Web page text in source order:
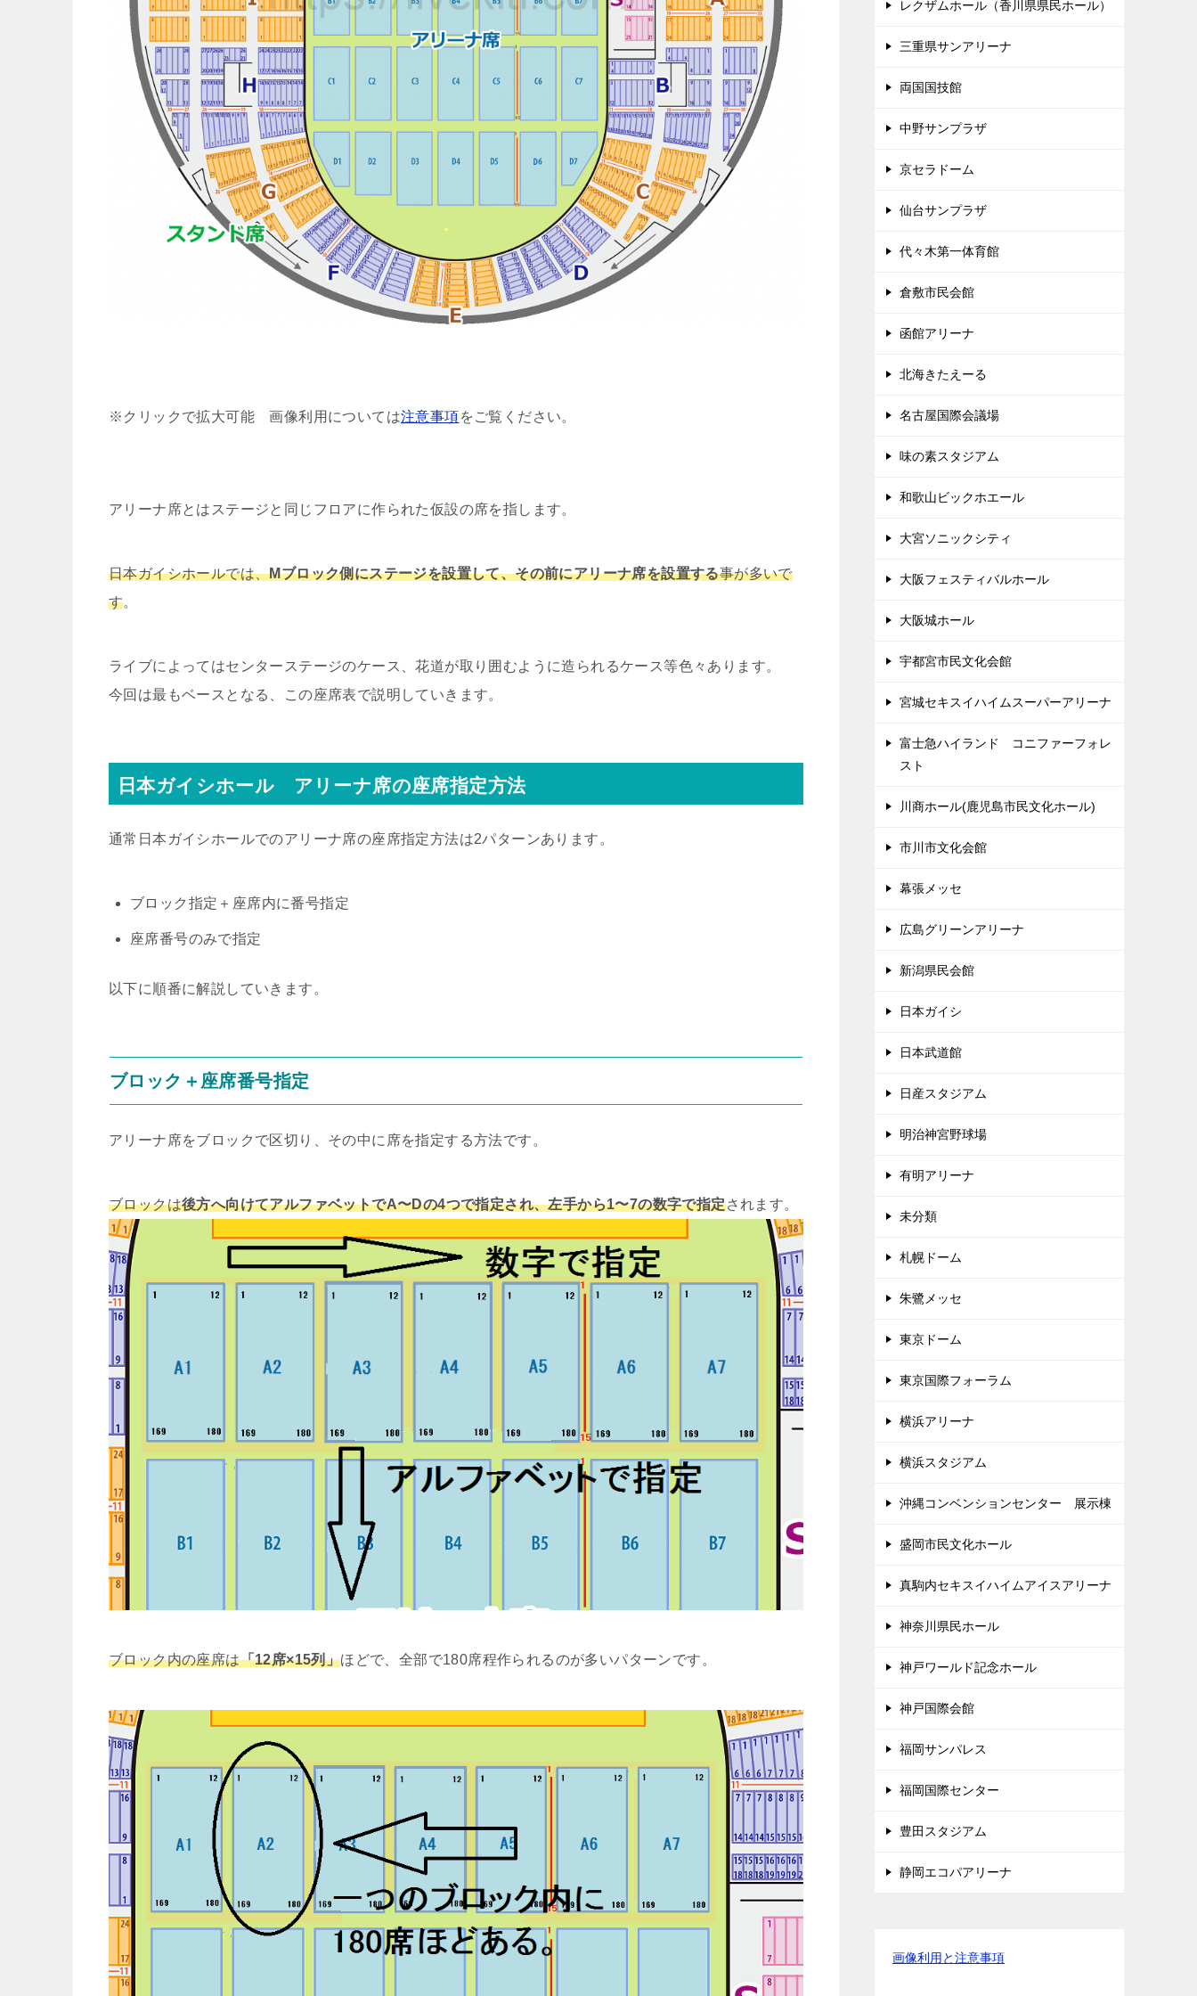
※クリックで拡大可能 画像利用については注意事項をご覧ください。
アリーナ席とはステージと同じフロアに作られた仮設の席を指します。
日本ガイシホールでは、Mブロック側にステージを設置して、その前にアリーナ席を設置する事が多いで
す。
ライブによってはセンターステージのケース、花道が取り囲むように造られるケース等色々あります。
今回は最もベースとなる、この座席表で説明していきます。
日本ガイシホール アリーナ席の座席指定方法
通常日本ガイシホールでのアリーナ席の座席指定方法は2パターンあります。
ブロック指定＋座席内に番号指定
座席番号のみで指定
以下に順番に解説していきます。
ブロック＋座席番号指定
アリーナ席をブロックで区切り、その中に席を指定する方法です。
ブロックは後方へ向けてアルファベットでA〜Dの4つで指定され、左手から1〜7の数字で指定されます。
ブロック内の座席は「12席×15列」ほどで、全部で180席程作られるのが多いパターンです。
レクザムホール（香川県県民ホール）
三重県サンアリーナ
両国国技館
中野サンプラザ
京セラドーム
仙台サンプラザ
代々木第一体育館
倉敷市民会館
函館アリーナ
北海きたえーる
名古屋国際会議場
味の素スタジアム
和歌山ビックホエール
大宮ソニックシティ
大阪フェスティバルホール
大阪城ホール
宇都宮市民文化会館
宮城セキスイハイムスーパーアリーナ
富士急ハイランド コニファーフォレ
スト
川商ホール(鹿児島市民文化ホール)
市川市文化会館
幕張メッセ
広島グリーンアリーナ
新潟県民会館
日本ガイシ
日本武道館
日産スタジアム
明治神宮野球場
有明アリーナ
未分類
札幌ドーム
朱鷺メッセ
東京ドーム
東京国際フォーラム
横浜アリーナ
横浜スタジアム
沖縄コンベンションセンター 展示棟
盛岡市民文化ホール
真駒内セキスイハイムアイスアリーナ
神奈川県民ホール
神戸ワールド記念ホール
神戸国際会館
福岡サンパレス
福岡国際センター
豊田スタジアム
静岡エコパアリーナ
画像利用と注意事項